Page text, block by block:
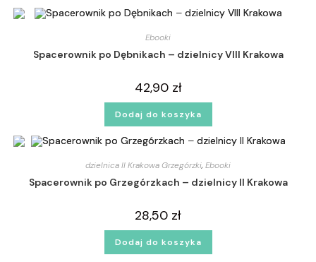
Ebooki
Spacerownik po Dębnikach – dzielnicy VIII Krakowa
42,90 zł
Dodaj do koszyka
dzielnica II Krakowa Grzegórzki, Ebooki
Spacerownik po Grzegórzkach – dzielnicy II Krakowa
28,50 zł
Dodaj do koszyka